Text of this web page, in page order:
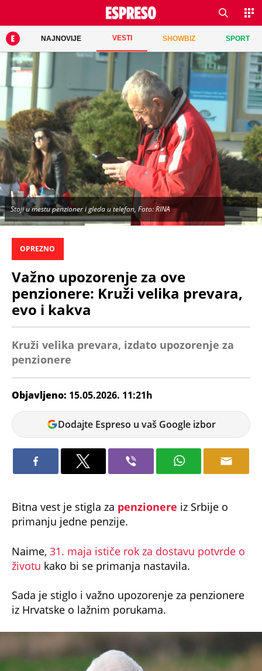
NAJNOVIJE VESTI SHOWBIZ SPORT
Stoji u mestu penzioner i gleda u telefon, Foto: RINA
OPREZNO
Važno upozorenje za ove
penzionere: Kruži velika prevara,
evo i kakva
Kruži velika prevara, izdato upozorenje za
penzionere
Objavljeno: 15.05.2026. 11:21h
Nikolina
Jokić
Dodajte Espreso u vaš Google izbor
primanju jedne penzije.
životukako bi se primanja nastavila.
iz Hrvatske o lažnim porukama.